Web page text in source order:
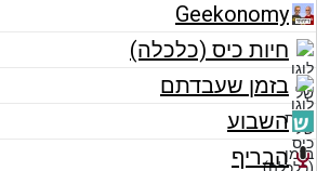
Geekonomy
חיות כיס (כלכלה)
בזמן שעבדתם
השבוע
הבריף